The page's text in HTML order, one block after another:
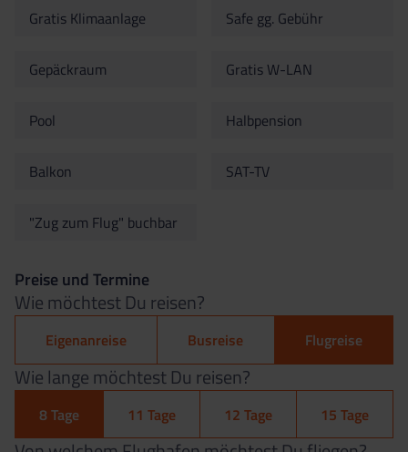
Gratis Klimaanlage Safe gg. Gebühr
Gepäckraum Gratis W-LAN
Pool Halbpension
Balkon SAT-TV
"Zug zum Flug" buchbar
Preise und Termine
Wie möchtest Du reisen?
Eigenanreise Busreise Flugreise
Wie lange möchtest Du reisen?
8 Tage 11 Tage 12 Tage 15 Tage